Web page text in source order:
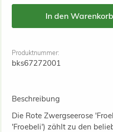
In den Warenkorb
Produktnummer:
bks67272001
Beschreibung
Die Rote Zwergseerose
'Froebeli') zählt zu den